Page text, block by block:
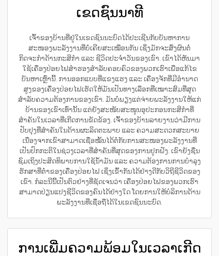
ເຂດຊົນນາທີ
ເຈົ້າຂອງບ້ານທີ່ຢູ່ໃນເຂດຊົນນະບົດໄດ້ປະເຊີນກັບບັນຫາການ
ສະໜອງພະລັງງານທີ່ບໍ່ເຄີຍສະເໝືອນກັນ ເຊິ່ງມັກຈະສົ່ງຜົນຕໍ່
ກິດຈະກຳດ້ານກະສິກຳ ແລະ ຊີວິດປະຈຳວັນຂອງເຂົາ. ເຂົາໄດ້ຫັນມາ
ໃຊ້ເຄື່ອງປ່ອຍໄຟສຳຮອງສຳລັບຄອບຄົວຂອງພວກເຮົາເພື່ອແກ້ໄຂ
ບັນຫາເຫຼົ່ານີ້. ການອອກແບບທີ່ແຂງແຮງ ແລະ ເຄື່ອງຈັກທີ່ມີອຳນາດ
ສູງຂອງເຄື່ອງປ່ອຍໄຟເຮັດໃຫ້ມັນເປັນທາງເລືອກທີ່ເໝາະສົມທີ່ສຸດ
ສຳລັບຄວາມຕ້ອງການຂອງເຂົາ. ມັນບໍ່ພຽງແຕ່ຈ່າຍພະລັງງານໃຫ້ແກ່
ບ້ານຂອງເຂົາເທົ່ານັ້ນ ແຕ່ຍັງສະໜັບສະໜູນອຸປະກອນກະສິກຳທີ່
ສຳຄັນໃນເວລາທີ່ເກີດການຂັດຂ້ອງ. ເຈົ້າຂອງບ້ານລາຍງານວ່າມີການ
ປັບປຸງທີ່ສຳຄັນໃນດ້ານຜະລິດຕະພາບ ແລະ ຄວາມສະດວກສະບາຍ
ເນື່ອງຈາກເຂົາສາມາດເຊື່ອໝັ້ນໄດ້ຕໍ່ກັບການສະໜອງພະລັງງານທີ່
ເປັນປົກກະຕິໃນຊ່ວງເວລາທີ່ສຳຄັນທີ່ສຸດຂອງການປູກຝັງ. ເຂົາຍັງຊື່ນ
ຊົມເຖິງປະສິດທິພາບການໃຊ້ນ້ຳມັນ ແລະ ຄວາມຕ້ອງການການບໍາລຸງ
ຮັກສາທີ່ຕ່ຳຂອງເຄື່ອງປ່ອຍໄຟ ເຊິ່ງເຂົ້າກັນໄດ້ຢ່າງດີກັບວິຖີຊີວິດຂອງ
ເຂົາ. ກໍລະນີນີ້ເປັນຕົວຢ່າງທີ່ຊັດເຈນວ່າ ເຄື່ອງປ່ອຍໄຟຂອງພວກເຮົາ
ສາມາດປ່ຽນແປງຊີວິດຂອງຄົນໄດ້ຢ່າງໃດ ໂດຍການໃຫ້ບໍລິການດ້ານ
ພະລັງງານທີ່ເຊື່ອຖືໄດ້ໃນເຂດຊົນນະບົດ.
ການເພີ່ມຄວາມພ້ອມໃນເວລາເກີດ